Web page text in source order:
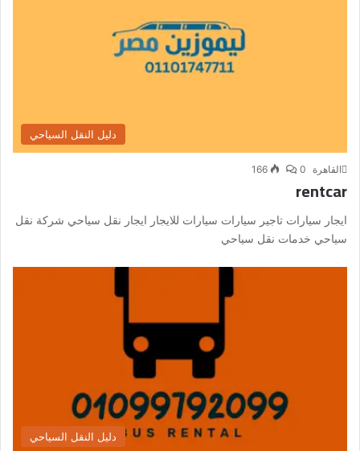
دليل النقل السياحي
القاهرة 0
166
rentcar
ايجار سيارات تاجير سيارات سيارات للايجار ايجار نقل سياحي شركة نقل
سياحي خدمات نقل سياحي
دليل النقل السياحي